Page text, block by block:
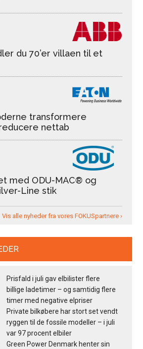
du 70’er villaen til et
transformere
nettab
med ODU-MAC® og
Line stik
Vis alle nyheder fra vores FOKUSpartnere ›
Prisfald i juli gav elbilister flere
billige ladetimer – og samtidig flere
timer med negative elpriser
Private bilkøbere har stort set vendt
ryggen til de fossile modeller – i juli
var 97 procent elbiler
Green Power Denmark henter sin